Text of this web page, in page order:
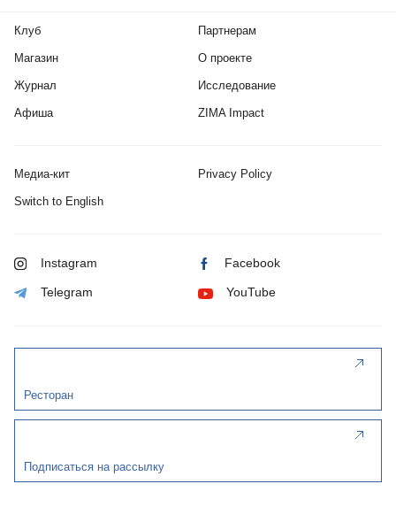
Клуб
Магазин
Журнал
Афиша
Партнерам
О проекте
Исследование
ZIMA Impact
Медиа-кит Privacy Policy
Switch to English
Instagram Facebook
Telegram YouTube
Ресторан
Подписаться на рассылку